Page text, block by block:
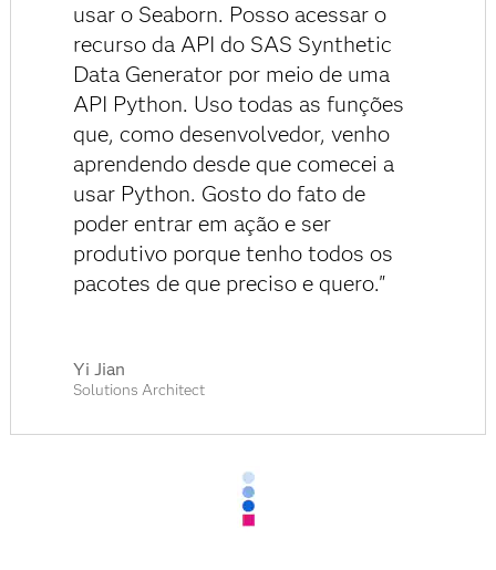
usar o Seaborn. Posso acessar o
recurso da API do SAS Synthetic
Data Generator por meio de uma
API Python. Uso todas as funções
que, como desenvolvedor, venho
aprendendo desde que comecei a
usar Python. Gosto do fato de
poder entrar em ação e ser
produtivo porque tenho todos os
pacotes de que preciso e quero."
Yi Jian
Solutions Architect